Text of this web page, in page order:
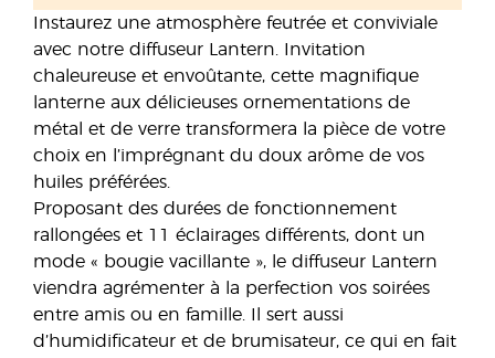
Instaurez une atmosphère feutrée et conviviale
avec notre diffuseur Lantern. Invitation
chaleureuse et envoûtante, cette magnifique
lanterne aux délicieuses ornementations de
métal et de verre transformera la pièce de votre
choix en l’imprégnant du doux arôme de vos
huiles préférées.
Proposant des durées de fonctionnement
rallongées et 11 éclairages différents, dont un
mode « bougie vacillante », le diffuseur Lantern
viendra agrémenter à la perfection vos soirées
entre amis ou en famille. Il sert aussi
d’humidificateur et de brumisateur, ce qui en fait